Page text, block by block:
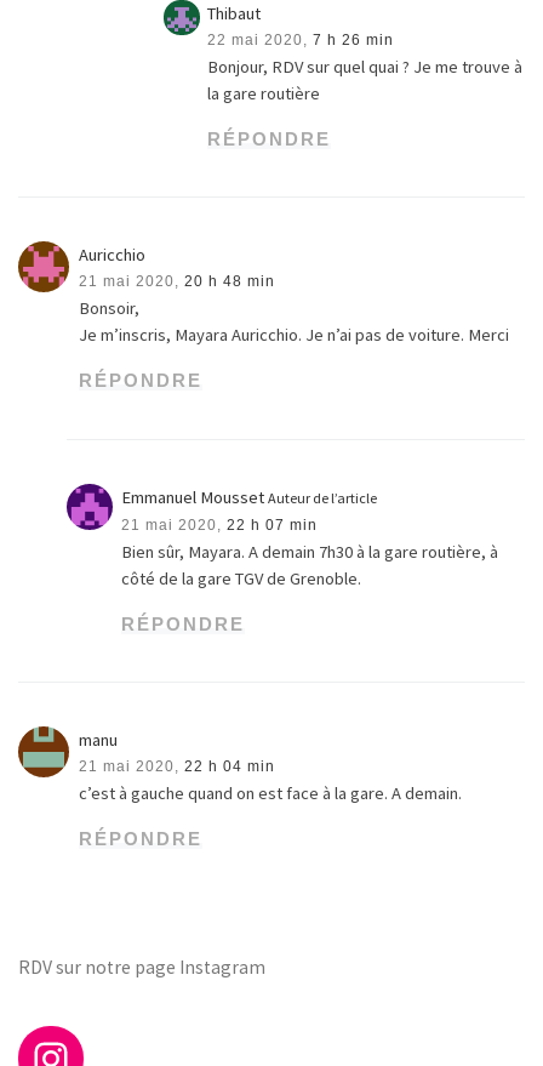
Thibaut
22 mai 2020, 7 h 26 min
Bonjour, RDV sur quel quai ? Je me trouve à
la gare routière
RÉPONDRE
Auricchio
21 mai 2020, 20 h 48 min
Bonsoir,
Je m’inscris, Mayara Auricchio. Je n’ai pas de voiture. Merci
RÉPONDRE
Emmanuel MoussetAuteur de l’article
21 mai 2020, 22 h 07 min
Bien sûr, Mayara. A demain 7h30 à la gare routière, à
côté de la gare TGV de Grenoble.
RÉPONDRE
manu
21 mai 2020, 22 h 04 min
c’est à gauche quand on est face à la gare. A demain.
RÉPONDRE
RDV sur notre page Instagram